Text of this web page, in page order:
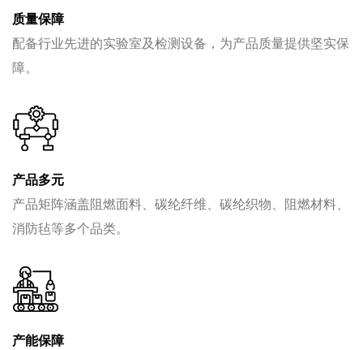
质量保障
配备行业先进的实验室及检测设备，为产品质量提供坚实保
障。
产品多元
产品矩阵涵盖阻燃面料、碳纶纤维、碳纶织物、阻燃材料、
消防毡等多个品类。
产能保障